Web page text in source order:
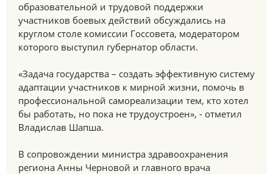
образовательной и трудовой поддержки
участников боевых действий обсуждались на
круглом столе комиссии Госсовета, модератором
которого выступил губернатор области.
«Задача государства – создать эффективную систему
адаптации участников к мирной жизни, помочь в
профессиональной самореализации тем, кто хотел
бы работать, но пока не трудоустроен», - отметил
Владислав Шапша.
В сопровождении министра здравоохранения
региона Анны Черновой и главного врача